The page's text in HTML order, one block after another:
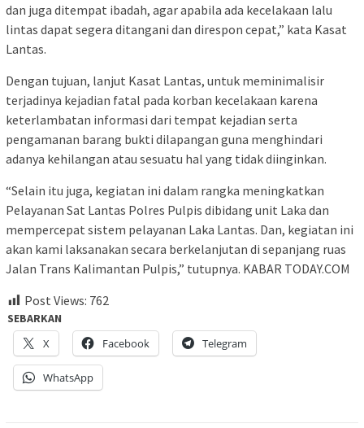
dan juga ditempat ibadah, agar apabila ada kecelakaan lalu
lintas dapat segera ditangani dan direspon cepat,” kata Kasat
Lantas.
Dengan tujuan, lanjut Kasat Lantas, untuk meminimalisir
terjadinya kejadian fatal pada korban kecelakaan karena
keterlambatan informasi dari tempat kejadian serta
pengamanan barang bukti dilapangan guna menghindari
adanya kehilangan atau sesuatu hal yang tidak diinginkan.
“Selain itu juga, kegiatan ini dalam rangka meningkatkan
Pelayanan Sat Lantas Polres Pulpis dibidang unit Laka dan
mempercepat sistem pelayanan Laka Lantas. Dan, kegiatan ini
akan kami laksanakan secara berkelanjutan di sepanjang ruas
Jalan Trans Kalimantan Pulpis,” tutupnya. KABAR TODAY.COM
Post Views: 762
SEBARKAN
X
Facebook Telegram
WhatsApp